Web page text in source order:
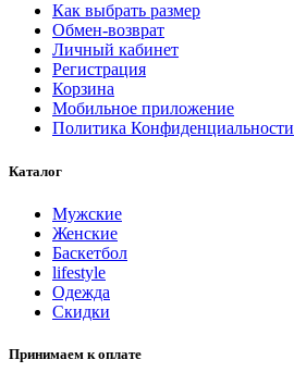
Как выбрать размер
Обмен-возврат
Личный кабинет
Регистрация
Корзина
Мобильное приложение
Политика Конфиденциальности
Каталог
Мужские
Женские
Баскетбол
lifestyle
Одежда
Скидки
Принимаем к оплате